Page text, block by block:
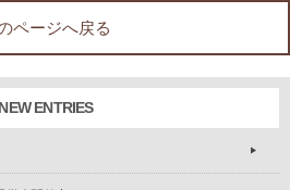
ページへ戻る
NEW ENTRIES